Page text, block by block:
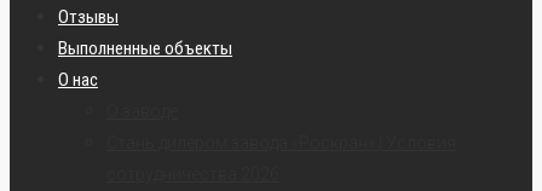
Отзывы
Выполненные объекты
О нас